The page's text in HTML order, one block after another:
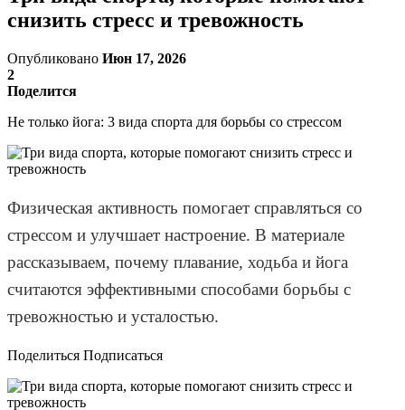
снизить стресс и тревожность
Опубликовано Июн 17, 2026
2
Поделится
Не только йога: 3 вида спорта для борьбы со стрессом
Физическая активность помогает справляться со
стрессом и улучшает настроение. В материале
рассказываем, почему плавание, ходьба и йога
считаются эффективными способами борьбы с
тревожностью и усталостью.
Поделиться Подписаться